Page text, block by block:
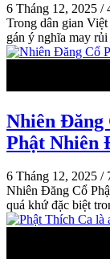
6 Tháng 12, 2025 /
Trong dân gian
gán ý nghĩa may
Nhiên Đăng
Phật Nhiên
6 Tháng 12, 2025 /
Nhiên Đăng Cổ
quá khứ đặc biệt